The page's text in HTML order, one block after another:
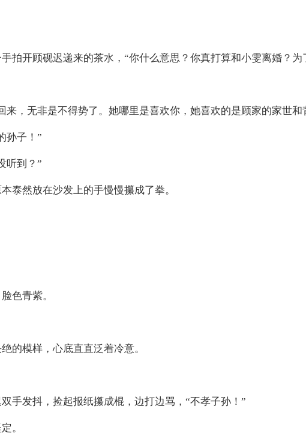
拍开顾砚迟递来的茶水，“你什么意思？你真打算和小雯离婚？为
，无非是不得势了。她哪里是喜欢你，她喜欢的是顾家的家世和
孙子！”
听到？”
泰然放在沙发上的手慢慢攥成了拳。
色青紫。
的模样，心底直直泛着冷意。
手发抖，捡起报纸攥成棍，边打边骂，“不孝子孙！”
。